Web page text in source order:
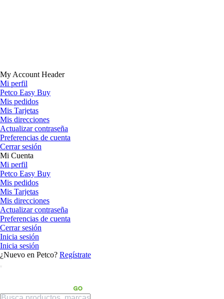
My Account Header
Mi perfil
Petco Easy Buy
Mis pedidos
Mis Tarjetas
Mis direcciones
Actualizar contraseña
Preferencias de cuenta
Cerrar sesión
Mi Cuenta
Mi perfil
Petco Easy Buy
Mis pedidos
Mis Tarjetas
Mis direcciones
Actualizar contraseña
Preferencias de cuenta
Cerrar sesión
Inicia sesión
Inicia sesión
¿Nuevo en Petco? Regístrate